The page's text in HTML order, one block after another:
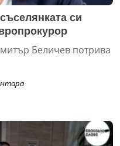
си
Беличев потрива